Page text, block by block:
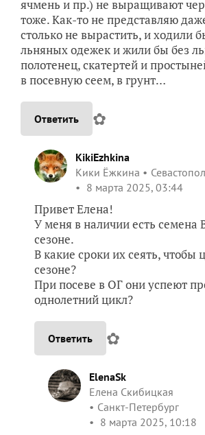
ячмень и пр.) не выращивают
тоже. Как-то не представляю
столько не вырастить, и ходили
льняных одежек и жили бы без
полотенец, скатертей и
в посевную сеем, в грунт…
Ответить ✿
KikiEzhkina
Кики Ёжкина
8 марта 2025, 03:44
Привет Елена!
У меня в наличии есть семена
сезоне.
В какие сроки их сеять, чтобы
сезоне?
При посеве в ОГ они успеют
однолетний цикл?
Ответить ✿
ElenaSk
Елена Скибицкая
Санкт-Петербург
8 марта 2025, 10:18